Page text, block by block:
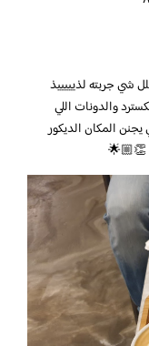
شي جربته لذيييييذ
والدونات اللي
المكان الديكور